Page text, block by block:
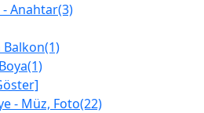
- Anahtar(3)
Balkon(1)
- Müz, Foto(22)